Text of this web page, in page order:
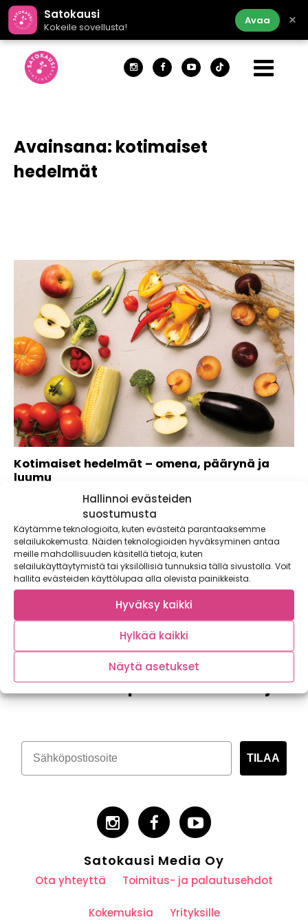
Hallinnoi evästeiden
suostumusta
Käytämme teknologioita, kuten evästeitä parantaaksemme
selailukokemusta. Näiden teknologioiden hyväksyminen antaa
meille mahdollisuuden käsitellä tietoja, kuten
selailukäyttäytymistä tai yksilöllisiä tunnuksia tällä sivustolla. Voit
hallita evästeiden käyttölupaa alla olevista painikkeista.
Hyväksy kaikki
Hylkää kaikki
Näytä asetukset
Satokausi
Kokeile sovellusta!
Avaa ×
Avainsana: kotimaiset
hedelmät
Kotimaiset hedelmät – omena, päärynä ja
luumu
Kotimaiset hedelmät, omena, päärynä ja luumu tarjoavat
makua ja monipuolisuutta ruokapöytään. Nyt tutustutaan
yleisimpiin...
Tilaa kasvispitoinen uutiskirje
TILAA
Satokausi Media Oy
Ota yhteyttä Toimitus- ja palautusehdot
Kokemuksia Yrityksille